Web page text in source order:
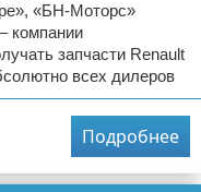
«БН-Моторс»
компании
запчасти Renault
всех дилеров
Подробнее